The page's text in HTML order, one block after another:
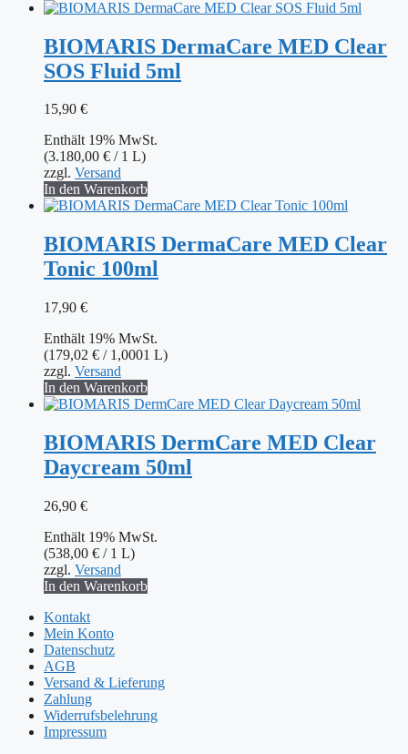
BIOMARIS DermaCare MED Clear
SOS Fluid 5ml
15,90 €
Enthält 19% MwSt.
(3.180,00 € / 1 L)
zzgl. Versand
In den Warenkorb
BIOMARIS DermaCare MED Clear
Tonic 100ml
17,90 €
Enthält 19% MwSt.
(179,02 € / 1,0001 L)
zzgl. Versand
In den Warenkorb
BIOMARIS DermCare MED Clear
Daycream 50ml
26,90 €
Enthält 19% MwSt.
(538,00 € / 1 L)
zzgl. Versand
In den Warenkorb
Kontakt
Mein Konto
Datenschutz
AGB
Versand & Lieferung
Zahlung
Widerrufsbelehrung
Impressum